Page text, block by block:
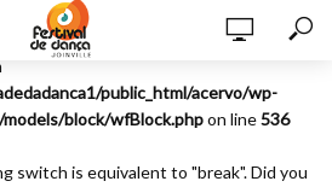
switch is equivalent to "break". Did you
public_html/acervo/wp-
block/wfBlock.phpon line536
switch is equivalent to "break". Did you